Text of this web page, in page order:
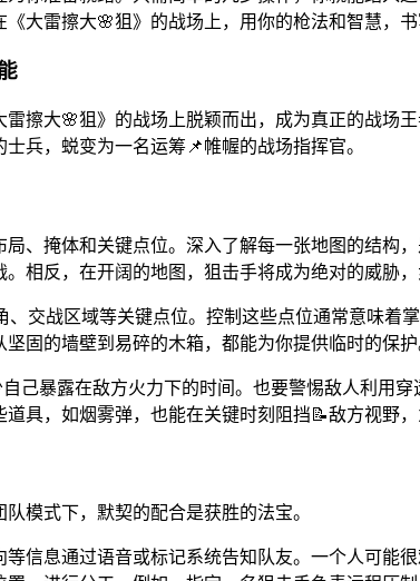
大雷擦大🌸狙》的战场上，用你的枪法和智慧，书
擦大🌸狙》的战场上脱颖而出，成为真正的战场
兵，蜕变为一名运筹📌帷幄的战场指挥官。
、掩体和关键点位。深入了解每一张地图的结构
相反，在开阔的地图，狙击手将成为绝对的威胁
、交战区域等关键点位。控制这些点位通常意味
固的墙壁到易碎的木箱，都能为你提供临时的保护
己暴露在敌方火力下的时间。也要警惕敌人利用
具，如烟雾弹，也能在关键时刻阻挡📝敌方视野，
模式下，默契的配合是获胜的法宝。
信息通过语音或标记系统告知队友。一个人可能